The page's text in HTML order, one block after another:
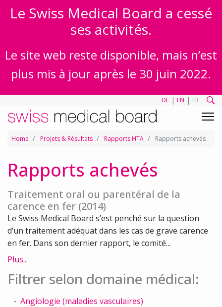
Le Swiss Medical Board a cessé
ses activités.
Le site web reste disponible, mais n’est
plus mis à jour après le 30 juin 2022.
DE | EN | FR
Home Projets & Résultats Rapports HTA Rapports achevés
Rapports achevés
Traitement oral ou parentéral de la
carence en fer (2014)
Le Swiss Medical Board s’est penché sur la question
d’un traitement adéquat dans les cas de grave carence
en fer. Dans son dernier rapport, le comité...
Plus...
Filtrer selon domaine médical:
Angiologie (maladies vasculaires)